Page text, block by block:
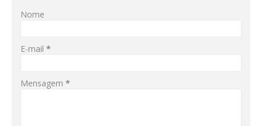
Nome
E-mail *
Mensagem *